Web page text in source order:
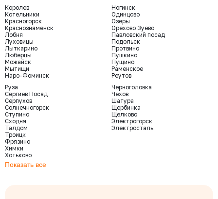
Королев
Котельники
Красногорск
Краснознаменск
Лобня
Луховицы
Лыткарино
Люберцы
Можайск
Мытищи
Наро-Фоминск
Ногинск
Одинцово
Озеры
Орехово Зуево
Павловский посад
Подольск
Протвино
Пушкино
Пущино
Раменское
Реутов
Руза
Сергиев Посад
Серпухов
Солнечногорск
Ступино
Сходня
Талдом
Троицк
Фрязино
Химки
Хотьково
Черноголовка
Чехов
Шатура
Щербинка
Щелково
Электрогорск
Электросталь
Показать все